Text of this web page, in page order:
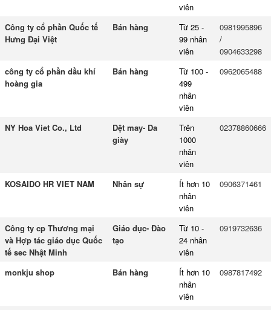
viên
Công ty cổ phần Quốc tế
Hưng Đại Việt
Bán hàng
Từ 25 -
99 nhân
viên
0981995896
/
0904633298
công ty cổ phần dầu khí
hoàng gia
Bán hàng
Từ 100 -
499
nhân
viên
0962065488
NY Hoa Viet Co., Ltd
Dệt may- Da
giày
Trên
1000
nhân
viên
02378860666
KOSAIDO HR VIET NAM Nhân sự
Ít hơn 10
nhân
viên
0906371461
Công ty cp Thương mại
và Hợp tác giáo dục Quốc
tế sec Nhật Minh
Giáo dục- Đào
tạo
Từ 10 -
24 nhân
viên
0919732636
monkju shop Bán hàng
Ít hơn 10
nhân
viên
0987817492